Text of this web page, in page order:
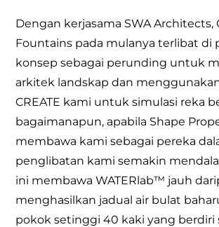
Dengan kerjasama SWA Architects,
Fountains pada mulanya terlibat di
konsep sebagai perunding untuk
arkitek landskap dan
CREATE kami untuk simulasi reka
bagaimanapun, apabila Shape
membawa kami sebagai pereka
penglibatan kami semakin
ini membawa WATERlab™ jauh
menghasilkan jadual air bulat
pokok setinggi 40 kaki yang berdiri